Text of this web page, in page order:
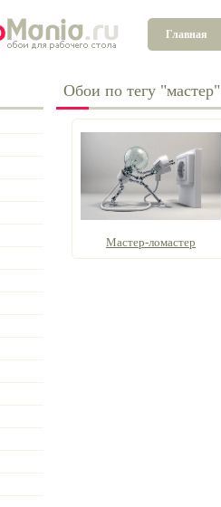
Главная
Обои по тегу "мастер"
Мастер-ломастер